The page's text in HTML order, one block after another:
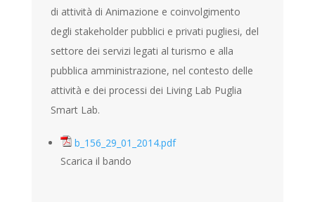
di attività di Animazione e coinvolgimento
degli stakeholder pubblici e privati pugliesi, del
settore dei servizi legati al turismo e alla
pubblica amministrazione, nel contesto delle
attività e dei processi dei Living Lab Puglia
Smart Lab.
b_156_29_01_2014.pdf
Scarica il bando